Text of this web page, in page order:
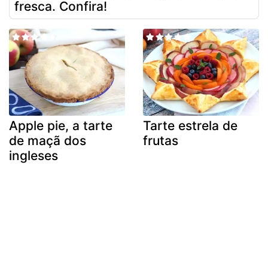
fresca. Confira!
Apple pie, a tarte
de maçã dos
ingleses
Tarte estrela de
frutas